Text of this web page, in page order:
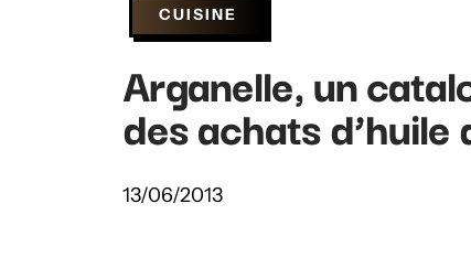
CUISINE
Arganelle, un
des achats
13/06/2013